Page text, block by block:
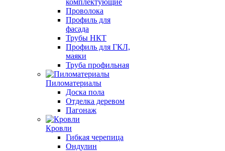
комплектующие
Проволока
Профиль для
фасада
Трубы НКТ
Профиль для ГКЛ,
маяки
Труба профильная
Пиломатериалы
Доска пола
Отделка деревом
Пагонаж
Кровли
Гибкая черепица
Ондулин